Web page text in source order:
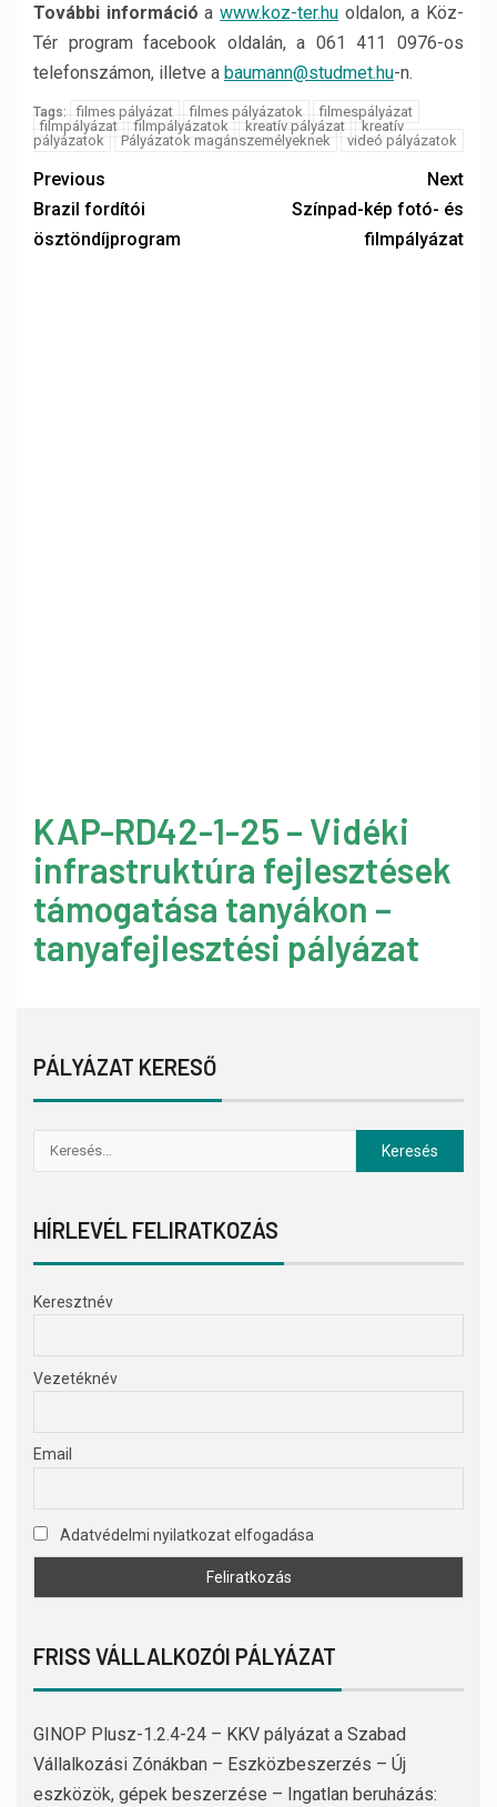
További információ awww.koz-ter.hu oldalon, a Köz-
Tér program facebook oldalán, a 061 411 0976-os
telefonszámon, illetve a baumann@studmet.hu-n.
Tags: filmes pályázat filmes pályázatok
filmespályázat
filmpályázat
filmpályázatok kreatív pályázat
kreatív
pályázatok
Pályázatok magánszemélyeknek videó pályázatok
Previous
Brazil fordítói
ösztöndíjprogram
Next
Színpad-kép fotó- és
filmpályázat
KAP-RD42-1-25 – Vidéki
infrastruktúra fejlesztések
támogatása tanyákon –
tanyafejlesztési pályázat
PÁLYÁZAT KERESŐ
HÍRLEVÉL FELIRATKOZÁS
Keresztnév
Vezetéknév
Email
Adatvédelmi nyilatkozat elfogadása
FRISS VÁLLALKOZÓI PÁLYÁZAT
GINOP Plusz-1.2.4-24 – KKV pályázat a Szabad
Vállalkozási Zónákban – Eszközbeszerzés – Új
eszközök, gépek beszerzése – Ingatlan beruházás: